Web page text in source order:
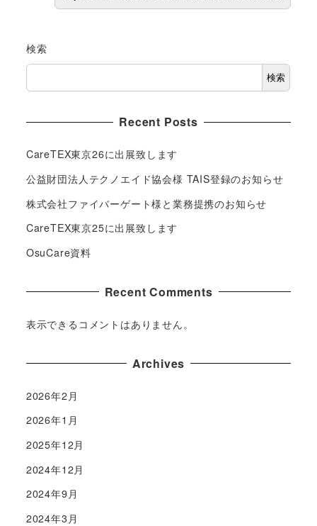
検索
検索
Recent Posts
CareTEX東京26に出展致します
公益財団法人テクノエイド協会様 TAIS登録のお知らせ
株式会社ファイバーゲート様と業務提携のお知らせ
CareTEX東京25に出展致します
OsuCare資料
Recent Comments
表示できるコメントはありません。
Archives
2026年2月
2026年1月
2025年12月
2024年12月
2024年9月
2024年3月